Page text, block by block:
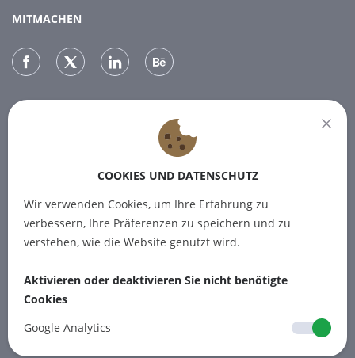
MITMACHEN
Melden Sie sich für unseren Newsletter an, um die neuesten
Nachrichten zu erhalten.
ABONNIEREN
© 2012-2026 PINPOINT.WORLD
Warenzeichen und Marken sind das
COOKIES UND DATENSCHUTZ
Wir verwenden Cookies, um Ihre Erfahrung zu
verbessern, Ihre Präferenzen zu speichern und zu
verstehen, wie die Website genutzt wird.
Aktivieren oder deaktivieren Sie nicht benötigte
Cookies
Google Analytics